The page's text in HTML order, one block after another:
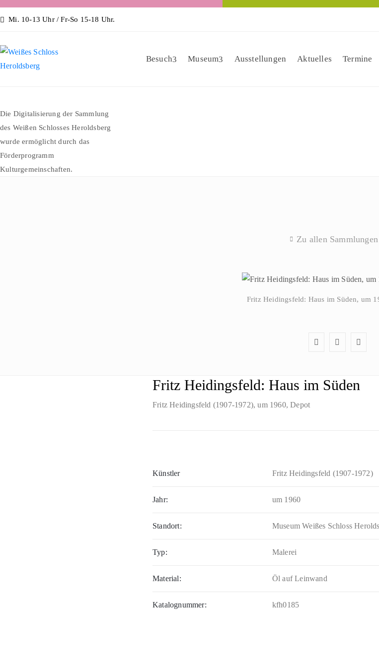
Mi. 10-13 Uhr / Fr-So 15-18 Uhr.
Besuch Museum Ausstellungen Aktuelles Termine
Die Digitalisierung der Sammlung
des Weißen Schlosses Heroldsberg
wurde ermöglicht durch das
Förderprogramm
Kulturgemeinschaften.
Zu allen Sammlungen
Fritz Heidingsfeld: Haus im Süden, um
Fritz Heidingsfeld: Haus im Süden
Fritz Heidingsfeld (1907-1972), um 1960, Depot
Künstler Fritz Heidingsfeld (1907-1972)
Jahr: um 1960
Standort: Museum Weißes Schloss
Typ: Malerei
Material: Öl auf Leinwand
Katalognummer: kfh0185